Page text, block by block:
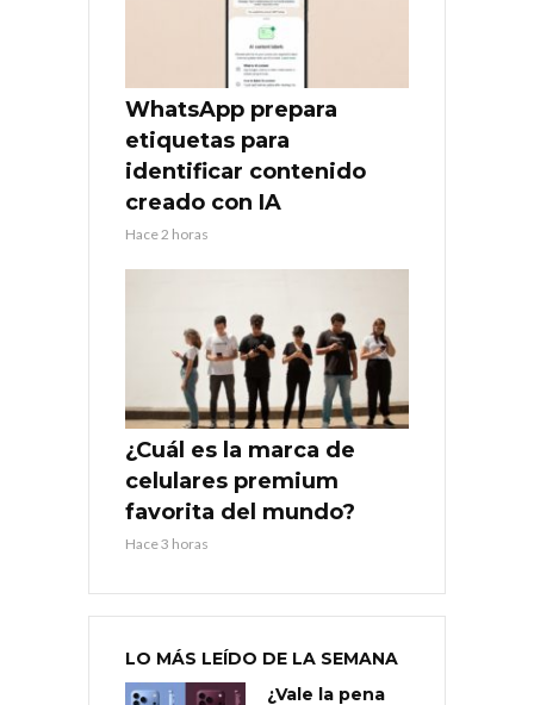
WhatsApp prepara
etiquetas para
identificar contenido
creado con IA
Hace 2 horas
¿Cuál es la marca de
celulares premium
favorita del mundo?
Hace 3 horas
LO MÁS LEÍDO DE LA SEMANA
¿Vale la pena